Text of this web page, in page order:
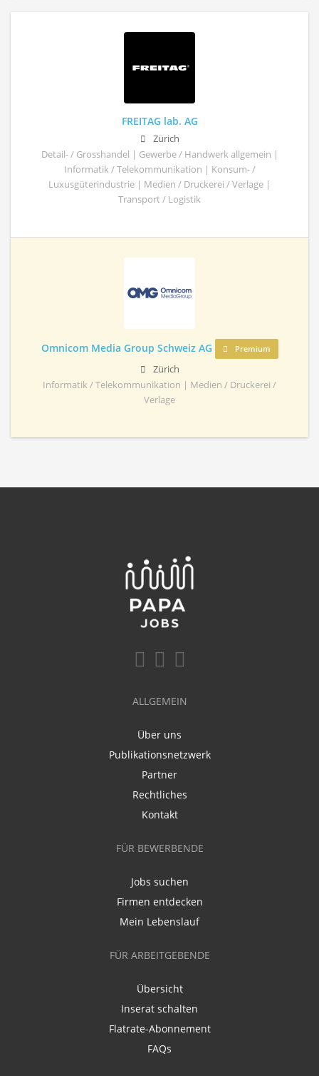
FREITAG lab. AG
Zürich
Detail- / Grosshandel | Gewerbe / Handwerk allgemein |
Informatik / Telekommunikation | Konsum- /
Luxusgüterindustrie | Medien / Druckerei / Verlage |
Transport / Logistik
Omnicom Media Group Schweiz AG Premium
Zürich
Informatik / Telekommunikation | Medien / Druckerei /
Verlage
ALLGEMEIN
Über uns
Publikationsnetzwerk
Partner
Rechtliches
Kontakt
FÜR BEWERBENDE
Jobs suchen
Firmen entdecken
Mein Lebenslauf
FÜR ARBEITGEBENDE
Übersicht
Inserat schalten
Flatrate-Abonnement
FAQs